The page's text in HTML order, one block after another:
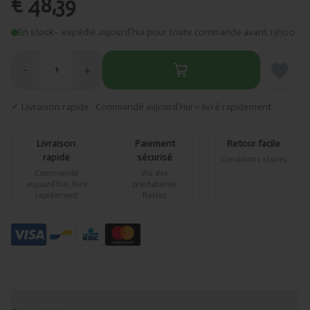
€ 48,39
En stock– expédié aujourd’hui pour toute commande avant 13h00
− 1 +
✓ Livraison rapide · Commandé aujourd’hui = livré rapidement
Livraison
rapide
Commandé
aujourd’hui, livré
rapidement
Paiement
sécurisé
Via des
prestataires
fiables
Retour facile
Conditions claires